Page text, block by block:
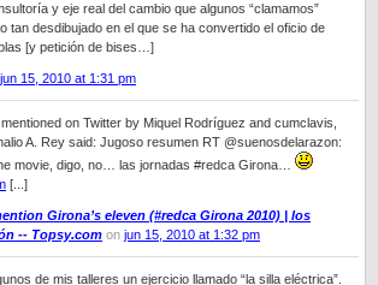
y eje real del cambio que algunos “clamamos”
tan desdibujado en el que se ha convertido el oficio de
[y petición de bises…]
jun 15, 2010 at 1:31 pm
on Twitter by Miquel Rodríguez and cumclavis,
A. Rey said: Jugoso resumen RT @suenosdelarazon:
movie, digo, no… las jornadas #redca Girona…
[...]
Girona’s eleven (#redca Girona 2010) | los
-- Topsy.com on jun 15, 2010 at 1:32 pm
de mis talleres un ejercicio llamado “la silla eléctrica”.